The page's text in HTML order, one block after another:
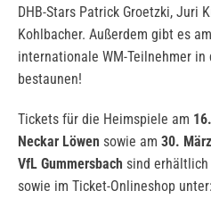
DHB-Stars Patrick Groetzki, Juri
Kohlbacher. Außerdem gibt es
internationale WM-Teilnehmer in
bestaunen!
Tickets für die Heimspiele am
Neckar Löwen sowie am 30.
VfL Gummersbach sind erhältlich
sowie im Ticket-Onlineshop unter: